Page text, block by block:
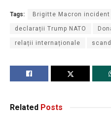
Tags: Brigitte Macron incident
declarații Trump NATO
relații internaționale
Related Posts